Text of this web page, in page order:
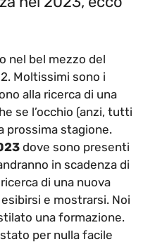
nel bel mezzo del
Moltissimi sono i
alla ricerca di una
se l’occhio (anzi, tutti
prossima stagione.
dove sono presenti
in scadenza di
di una nuova
e mostrarsi. Noi
una formazione.
per nulla facile